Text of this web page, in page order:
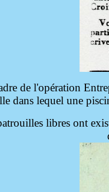
de l'opération
lequel une
libres ont